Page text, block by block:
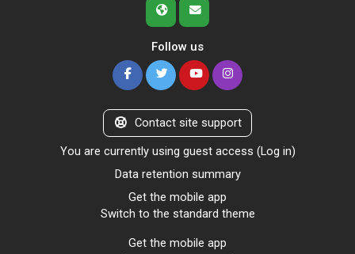
Follow us
Contact site support
You are currently using guest access (Log in)
Data retention summary
Get the mobile app
Switch to the standard theme
Get the mobile app